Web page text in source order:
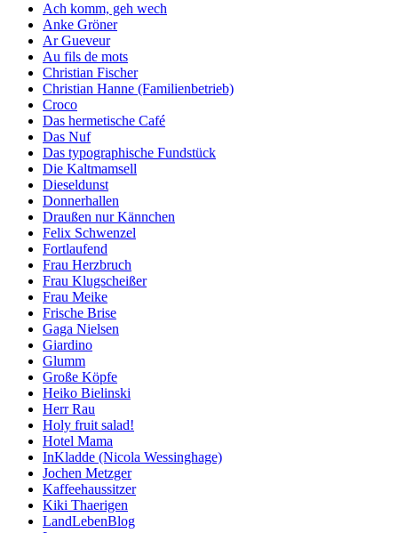
Ach komm, geh wech
Anke Gröner
Ar Gueveur
Au fils de mots
Christian Fischer
Christian Hanne (Familienbetrieb)
Croco
Das hermetische Café
Das Nuf
Das typographische Fundstück
Die Kaltmamsell
Dieseldunst
Donnerhallen
Draußen nur Kännchen
Felix Schwenzel
Fortlaufend
Frau Herzbruch
Frau Klugscheißer
Frau Meike
Frische Brise
Gaga Nielsen
Giardino
Glumm
Große Köpfe
Heiko Bielinski
Herr Rau
Holy fruit salad!
Hotel Mama
InKladde (Nicola Wessinghage)
Jochen Metzger
Kaffeehaussitzer
Kiki Thaerigen
LandLebenBlog